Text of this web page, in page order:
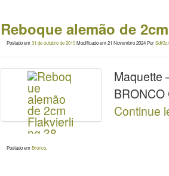
Reboque alemão de
Postado em 31 de outubro de 2010Modificado em 21 Novembro 2024Por
Maquette
Continue
Postado em Bronco